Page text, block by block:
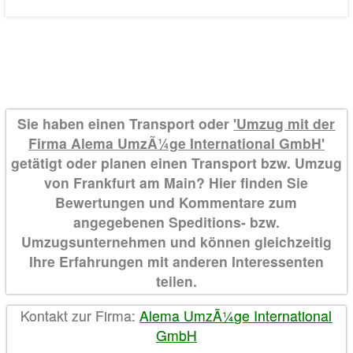
Sie haben einen Transport oder 'Umzug mit der
Firma Alema UmzÃ¼ge International GmbH'
getätigt oder planen einen Transport bzw. Umzug
von Frankfurt am Main? Hier finden Sie
Bewertungen und Kommentare zum
angegebenen Speditions- bzw.
Umzugsunternehmen und können gleichzeitig
Ihre Erfahrungen mit anderen Interessenten
teilen.
Kontakt zur Firma:Alema UmzÃ¼ge International
GmbH